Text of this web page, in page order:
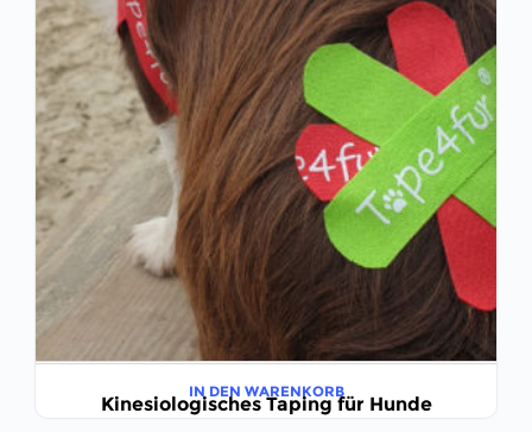
Kinesiologisches Taping für Hunde
IN DEN WARENKORB